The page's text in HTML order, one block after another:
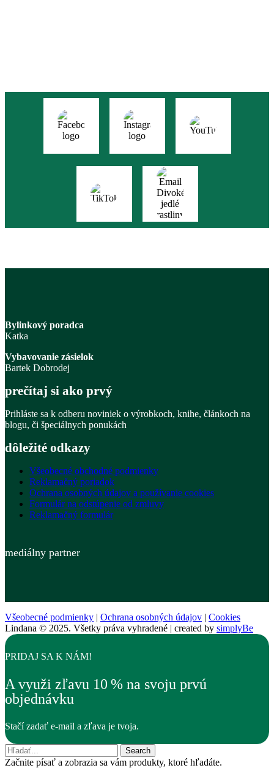
Bylinkový poradca
Katka
Vybavovanie zásielok
Bartek Dobrodej
prečítaj si ako prvý
Prihláste sa k odberu noviniek o výrobkoch, knihe, článkoch na
blogu, či špeciálnych ponukách
dôležité odkazy
Všeobecné obchodné podmienky
Reklamačný poriadok
Ochrana osobných údajov a používanie cookies
Formulár na odstúpenie od zmluvy
Reklamačný formulár
mediálny partner
Všeobecné podmienky | Ochrana osobných údajov | Cookies
Lindana © 2025. Všetky práva vyhradené | created by simplyBe
PRIDAJ SA K NÁM!
A využi zľavu 10 % na svoju prvú
objednávku
Stačí zadať e-mail a zľava je tvoja.
Search
Začnite písať a zobrazia sa vám produkty, ktoré hľadáte.